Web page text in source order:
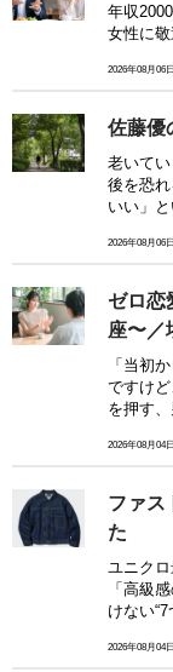
年収
女性に敬
2026年08月06日
佐藤優
老いて
後を恐
いい」と
2026年08月06日
ゼロ恋
座〜／
「当初
ですけ
を押す
2026年08月04日
ファス
た
ユニク
「高級
けない
2026年08月04日